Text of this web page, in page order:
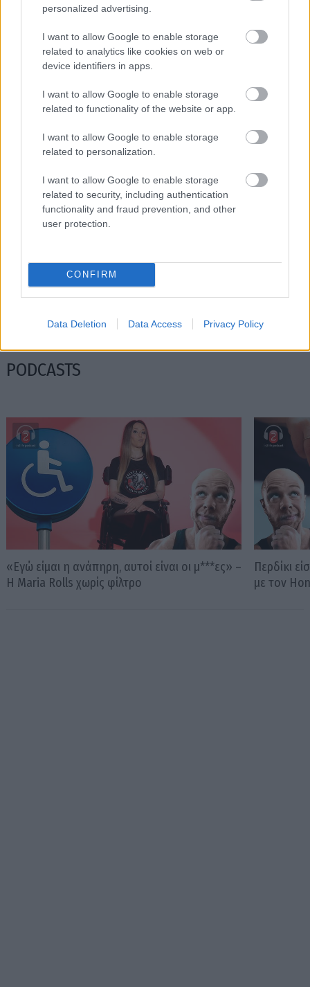
personalized advertising.
I want to allow Google to enable storage
related to analytics like cookies on web or
device identifiers in apps.
I want to allow Google to enable storage
related to functionality of the website or app.
I want to allow Google to enable storage
related to personalization.
I want to allow Google to enable storage
related to security, including authentication
functionality and fraud prevention, and other
user protection.
CONFIRM
Data Deletion Data Access Privacy Policy
Thrift flipping: Το trend που δίνει ζωή στα
παλιά (σου) ρούχα
τους
PODCASTS
«Εγώ είμαι η ανάπηρη, αυτοί είναι οι μ***ες» –
Η Maria Rolls χωρίς φίλτρο
Περδίκι
με τον